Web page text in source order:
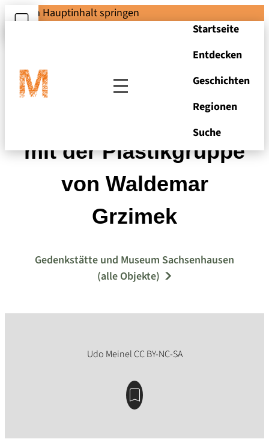
Zum Hauptinhalt springen
Startseite
Entdecken
Geschichten
Regionen
Suche
"Station Z" (2005),
mit der Plastikgruppe
von Waldemar
Grzimek
Gedenkstätte und Museum Sachsenhausen
(alle Objekte)